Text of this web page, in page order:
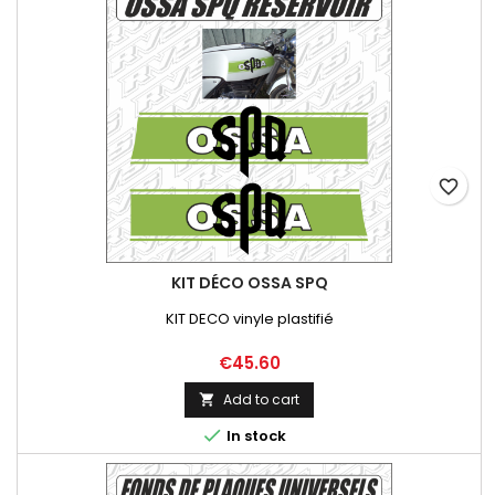
KIT DÉCO OSSA SPQ
KIT DECO vinyle plastifié
Price
€45.60
 Add to cart
 In stock
favorite_border